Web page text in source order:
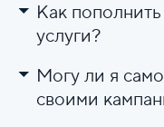
Как
услуги?
Могу ли я
своими